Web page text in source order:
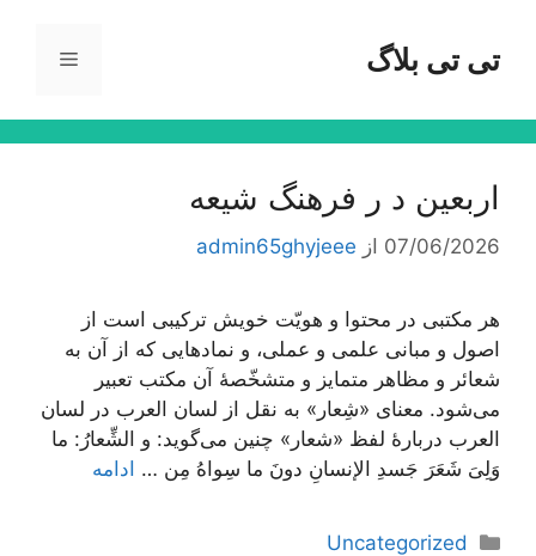
محتواتی تی بلاگ فهرست
اربعین د ر فرهنگ شیعه
07/06/2026 از admin65ghyjeee
هر مکتبی در محتوا و هویّت خویش ترکیبی است از
اصول و مبانی علمی و عملی، و نمادهایی که از آن به
شعائر و مظاهر متمایز و متشخّصۀ آن مکتب تعبیر
می‌شود. معنای «شِعار» به نقل از لسان العرب در لسان
العرب دربارۀ لفظ «شعار» چنین می‌گوید: و الشِّعارُ: ما
وَلِیَ شَعَرَ جَسدِ الإنسانِ دونَ ما سِواهُ مِن … ادامه
دسته‌ها
Uncategorized